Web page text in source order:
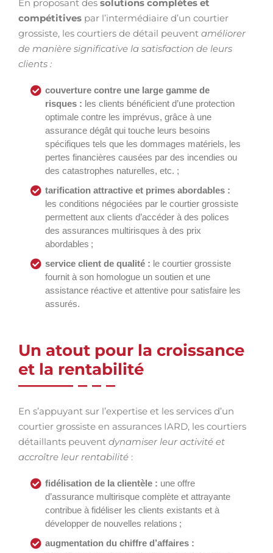
En proposant des solutions complètes et
compétitives par l’intermédiaire d’un courtier
grossiste, les courtiers de détail peuvent améliorer
de manière significative la satisfaction de leurs
clients :
couverture contre une large gamme de
risques : les clients bénéficient d’une protection
optimale contre les imprévus, grâce à une
assurance dégât qui touche leurs besoins
spécifiques tels que les dommages matériels, les
pertes financières causées par des incendies ou
des catastrophes naturelles, etc. ;
tarification attractive et primes abordables :
les conditions négociées par le courtier grossiste
permettent aux clients d’accéder à des polices
des assurances multirisques à des prix
abordables ;
service client de qualité : le courtier grossiste
fournit à son homologue un soutien et une
assistance réactive et attentive pour satisfaire les
assurés.
Un atout pour la croissance
et la rentabilité
En s’appuyant sur l’expertise et les services d’un
courtier grossiste en assurances IARD, les courtiers
détaillants peuvent dynamiser leur activité et
accroître leur rentabilité :
fidélisation de la clientèle : une offre
d’assurance multirisque complète et attrayante
contribue à fidéliser les clients existants et à
développer de nouvelles relations ;
augmentation du chiffre d’affaires :